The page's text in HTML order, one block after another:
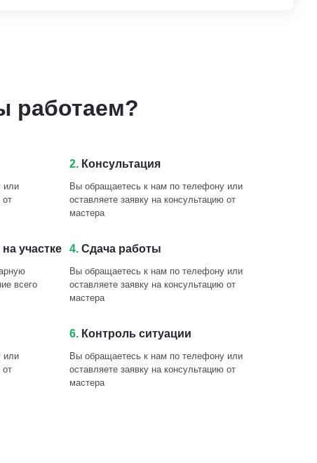
работаем?
или
от
2. Консультация
Вы обращаетесь к нам по телефону или
оставляете заявку на консультацию от
мастера
участке
всего
4. Сдача работы
Вы обращаетесь к нам по телефону или
оставляете заявку на консультацию от
мастера
или
от
6. Контроль ситуации
Вы обращаетесь к нам по телефону или
оставляете заявку на консультацию от
мастера